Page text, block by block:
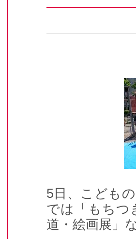
5日、こども
では「もちつ
道・絵画展」